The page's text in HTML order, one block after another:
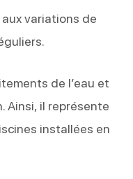
variations de
de l’eau et
Ainsi, il représente
installées en